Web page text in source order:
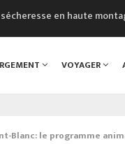
en haute
course à pied àVOYAGER
Blanc: le programme